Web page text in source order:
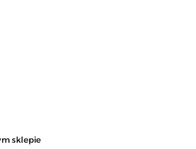
sklepie